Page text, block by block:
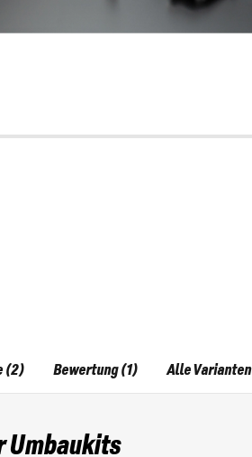
Umbaukits
(2) Bewertung (1) Alle Varianten